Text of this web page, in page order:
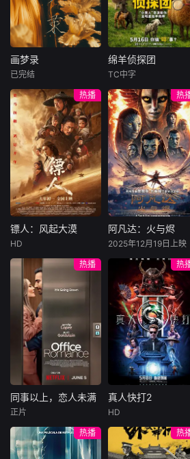
的历史底蕴与民族
精神。本片聚焦布
隆迪最具代表性的
传统鼓表演，通过
震撼人心
与人文景观。本片
深入喀麦隆的街头
巷尾与社区生活，
以镜头捕捉当地人
民的真实面貌——
从传统服饰
画梦录
林柏叡
民国的上海滩，身
怀绝技的孤女画师
许雁真，意外与身
陷危局的融汇银行
总账姜心羽产生交
集。姜心羽遭人陷
害，只得与许雁真
结盟，彼时银行欲
将国宝名画低价卖
给外国人，许雁真
仿造名画、偷天换
日。几经波折，两
人联手在各方势力
的夹缝间巧妙周
旋，共历险阻，破
解重重困境。
画梦录
已完结
绵羊侦探团
尼可拉斯·博朗
尼古拉斯·加利齐纳
牧羊人乔治
（休·杰克曼饰）最
爱给羊群读侦探小
说，没想到自己有
一天会离奇死亡。
他留下的3000万
巨额遗产，让每个
人貌似都有犯罪动
机。警察毫无头绪
“不务正业”迈出牧
场，追查牧羊人“躺
平
绵羊侦探团
TC中字
热播
镖人：风起大漠
于适
大漠之上，镖人、
官府、西域五大家
族等多方势力盘根
错节、暗潮涌动。
“天字第二号逃犯”
刀马接下特殊押镖
任务，和同伴一起
从西域护镖远赴长
安。不料，他们的
护送对象竟是“天字
郎……天下熙熙皆
为利来，各方势力
镖人：风起大漠
HD
热
阿凡达：火与烬
佐伊·索尔达娜
西格妮·韦弗
影片聚焦杰克·萨利
与奈蒂莉一家的命
运起伏，在前作的
情感余波之上，深
刻描绘一个家族在
战火中如何成长、
并共同守护血脉相
连的情感纽带的历
程，从而将故事推
维度。此外，潘多
拉的全新领域也即
阿凡达：火与烬
2025年12月19日上映
热播
同事以上，恋人未满
布雷特·戈德斯坦
贝蒂·吉尔平
同事以上，恋人未满
正片
热
真人快打2
阿德莱恩·鲁道夫
杰西卡·麦克娜美
真人快打2
HD
热播
热